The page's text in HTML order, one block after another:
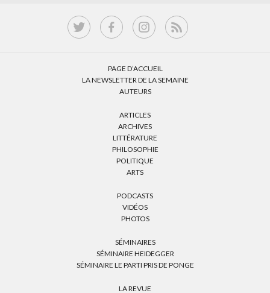
PAGE D’ACCUEIL
LA NEWSLETTER DE LA SEMAINE
AUTEURS
ARTICLES
ARCHIVES
LITTÉRATURE
PHILOSOPHIE
POLITIQUE
ARTS
PODCASTS
VIDÉOS
PHOTOS
SÉMINAIRES
SÉMINAIRE HEIDEGGER
SÉMINAIRE LE PARTI PRIS DE PONGE
LA REVUE